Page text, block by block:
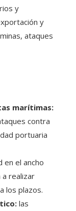
y
y
ataques
marítimas:
contra
portuaria
en el ancho
realizar
los plazos.
las